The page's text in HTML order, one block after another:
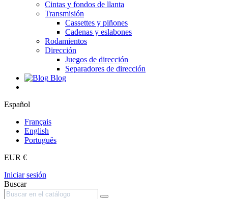
Cintas y fondos de llanta
Transmisión
Cassettes y piñones
Cadenas y eslabones
Rodamientos
Dirección
Juegos de dirección
Separadores de dirección
Blog
Español
Français
English
Português
EUR €
Iniciar sesión
Buscar